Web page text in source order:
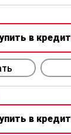
в кредит
в кредит